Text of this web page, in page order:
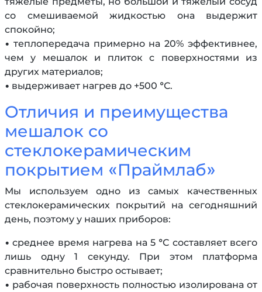
со смешиваемой жидкостью она выдержит
спокойно;
• теплопередача примерно на 20% эффективнее,
чем у мешалок и плиток с поверхностями из
других материалов;
• выдерживает нагрев до +500 °С.
Отличия и преимущества
мешалок со
стеклокерамическим
покрытием «Праймлаб»
Мы используем одно из самых качественных
стеклокерамических покрытий на сегодняшний
день, поэтому у наших приборов:
• среднее время нагрева на 5 °С составляет всего
лишь одну 1 секунду. При этом платформа
сравнительно быстро остывает;
• рабочая поверхность полностью изолирована от